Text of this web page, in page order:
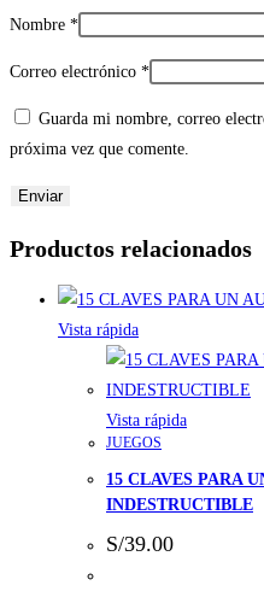
Nombre *
Correo electrónico *
Guarda mi nombre, correo
próxima vez que comente.
Productos relacionados
Vista rápida
Vista rápida
JUEGOS
15 CLAVES PARA
INDESTRUCTIBLE
S/39.00